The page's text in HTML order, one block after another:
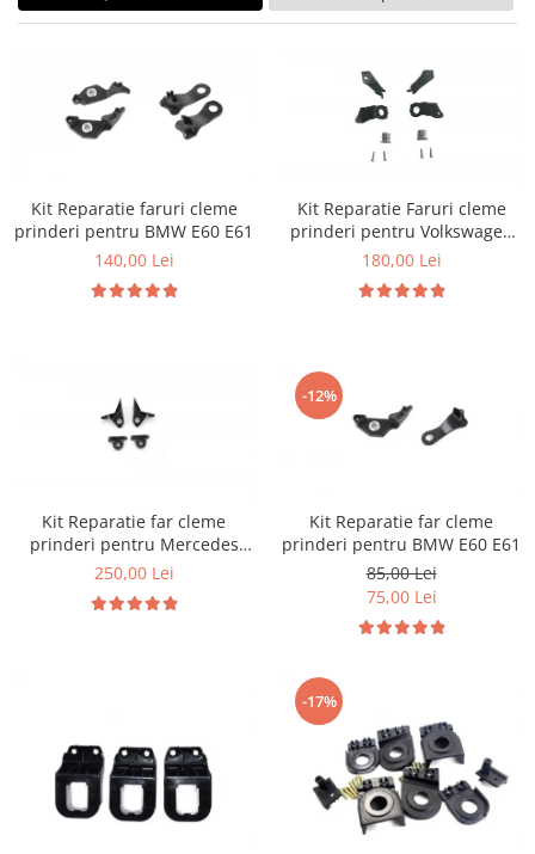
Mini Cooper
Opel
Subaru
Suzuki
Multimedia
Butoane
Display-uri
Ornamente
Piese exterior
Camere video auto
Capace oglinzi
Sticle far
Diverse
Tuning auto
Kituri reparatie
Valve PCV
Kit reparatie faruri
Adaptoare auxiliare
Kit Reparatie faruri cleme
prinderi pentru BMW E60 E61
140,00 Lei
Kit Reparatie Faruri cleme
prinderi pentru Volkswagen
Golf 5
180,00 Lei
Kit Reparatie far cleme
prinderi pentru Mercedes
W253
250,00 Lei
-12%
Kit Reparatie far cleme
prinderi pentru BMW E60 E61
85,00 Lei
75,00 Lei
-17%